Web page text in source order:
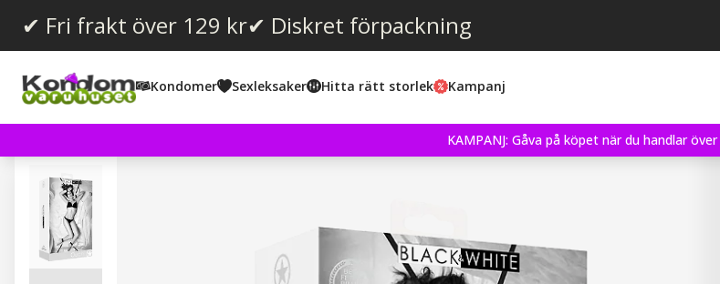
✔ Fri frakt över 129 kr✔ Diskret förpackning
Kondomer Sexleksaker Hitta rätt storlek Kampanj
KAMPANJ: Gåva på köpet när du handlar